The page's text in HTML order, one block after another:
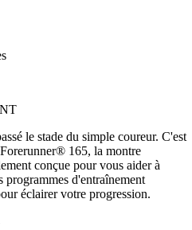
le stade du simple coureur. C'est
165, la montre
conçue pour vous aider à
programmes d'entraînement
éclairer votre progression.